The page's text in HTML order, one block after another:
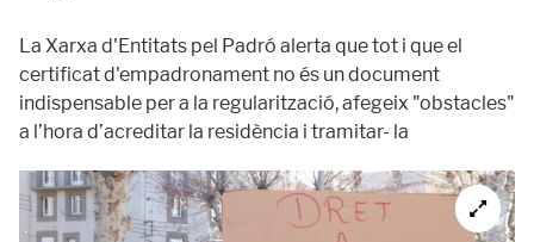
La Xarxa d'Entitats pel Padró alerta que tot i que el
certificat d'empadronament no és un document
indispensable per a la regularització, afegeix "obstacles"
a l’hora d’acreditar la residència i tramitar- la